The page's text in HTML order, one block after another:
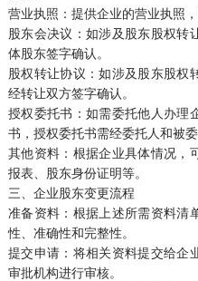
营业执照：提供企业的营业执照
股东会决议：如涉及股东股权转
体股东签字确认。
股权转让协议：如涉及股东股权
经转让双方签字确认。
授权委托书：如需委托他人办理
书，授权委托书需经委托人和被委
其他资料：根据企业具体情况，
报表、股东身份证明等。
三、企业股东变更流程
准备资料：根据上述所需资料清
性、准确性和完整性。
提交申请：将相关资料提交给企
审批机构进行审核。